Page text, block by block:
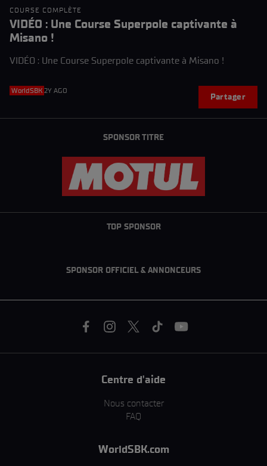
COURSE COMPLÈTE
VIDÉO : Une Course Superpole captivante à
Misano !
VIDÉO : Une Course Superpole captivante à Misano !
WorldSBK 2Y AGO
Partager
SPONSOR TITRE
TOP SPONSOR
SPONSOR OFFICIEL & ANNONCEURS
Centre d'aide
Nous contacter
FAQ
WorldSBK.com